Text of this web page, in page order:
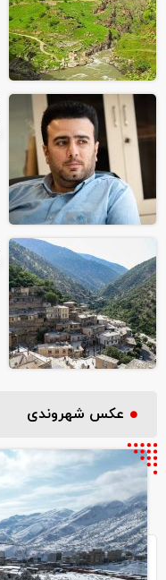
عکس شهروندی